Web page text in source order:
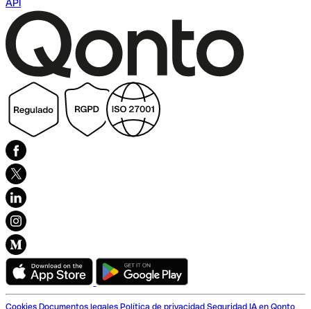
API
Cookies Documentos legales Política de privacidad Seguridad IA en Qonto